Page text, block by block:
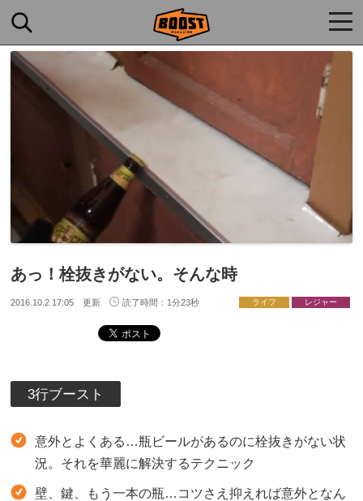
あっ！栓抜きがない。そんな時
2016.10.2 17:05 更新 読了時間：1分23秒 ライフ レジャー
3行ブースト
意外とよくある…瓶ビールがあるのに栓抜きがない状
況。それを華麗に解決するテクニック
壁、鍵、もう一本の瓶…コツさえ抑えれば意外となん